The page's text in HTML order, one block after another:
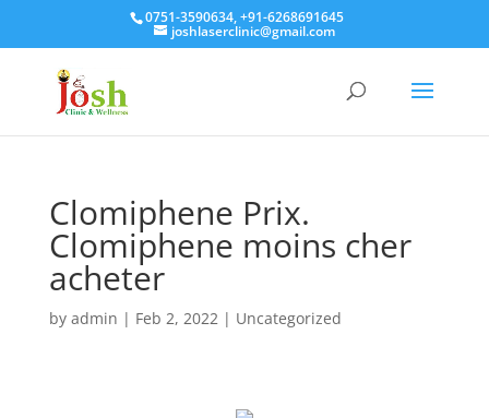
0751-3590634, +91-6268691645
joshlaserclinic@gmail.com
Clomiphene Prix.
Clomiphene moins cher
acheter
by admin | Feb 2, 2022| Uncategorized